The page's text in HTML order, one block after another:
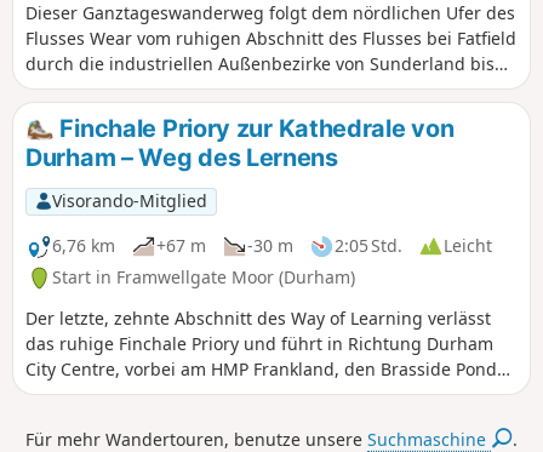
Dieser Ganztageswanderweg folgt dem nördlichen Ufer des
Flusses Wear vom ruhigen Abschnitt des Flusses bei Fatfield
durch die industriellen Außenbezirke von Sunderland bis
zum Roker Pier an der Mündung des Wear. Dies ist ein
alternatives Ende des Weardale Way, der dem südlichen
Ufer des Wear folgt.
Finchale Priory zur Kathedrale von
Durham – Weg des Lernens
Visorando-Mitglied
6,76 km
+67 m -30 m 2:05 Std.
Leicht
Start in Framwellgate Moor (Durham)
Der letzte, zehnte Abschnitt des Way of Learning verlässt
das ruhige Finchale Priory und führt in Richtung Durham
City Centre, vorbei am HMP Frankland, den Brasside Ponds
und erneut entlang des Flusses Wear, bevor er an der
Für mehr Wandertouren, benutze unsereSuchmaschine .